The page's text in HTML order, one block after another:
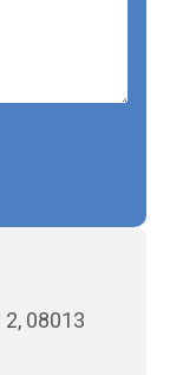
08013